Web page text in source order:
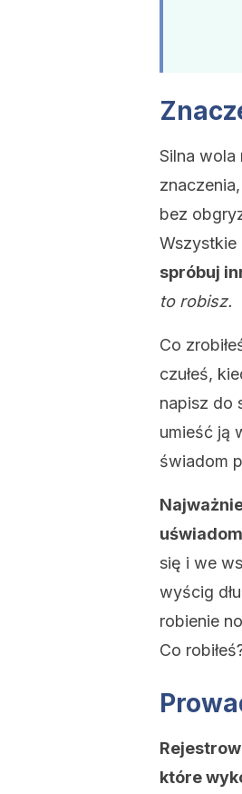
Silna wola
bez
Wszystkie
spróbuj
to robisz.
Co
czułeś,
napisz do
umieść ją
świadom
się i we
wyścig
robienie
Co
które